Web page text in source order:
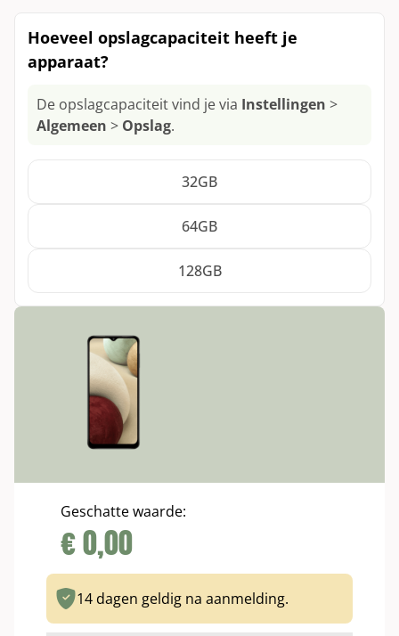
Nothing Phone (2)
Xbox Wireless Controller
Het apparaat is gebruikt en/of is uit de
verpakking gehaald.
Hoeveel opslagcapaciteit heeft je
apparaat?
De opslagcapaciteit vind je via Instellingen >
Algemeen > Opslag.
32GB
64GB
128GB
Opslagcapaciteit:
Geschatte waarde:
€0,00
14 dagen geldig na aanmelding.